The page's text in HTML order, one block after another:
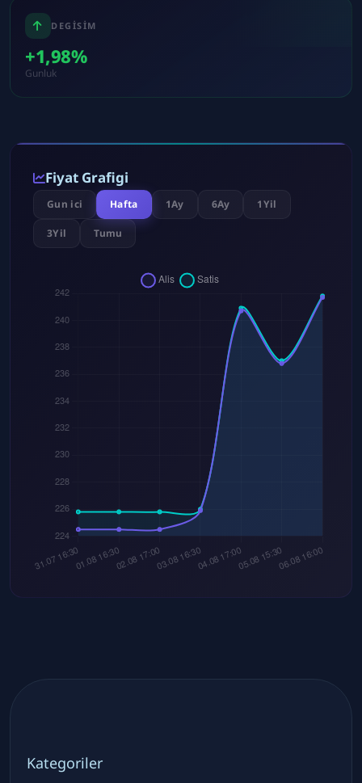
DEGISIM
+1,98%
Gunluk
Fiyat Grafigi
Gun ici Hafta 1Ay 6Ay 1Yil
3Yil Tumu
Kategoriler